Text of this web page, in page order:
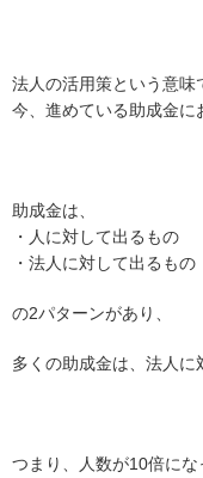
法人の活用策という意味
今、進めている助成金に
助成金は、
・人に対して出るもの
・法人に対して出るもの
の2パターンがあり、
多くの助成金は、法人に
つまり、人数が10倍にな